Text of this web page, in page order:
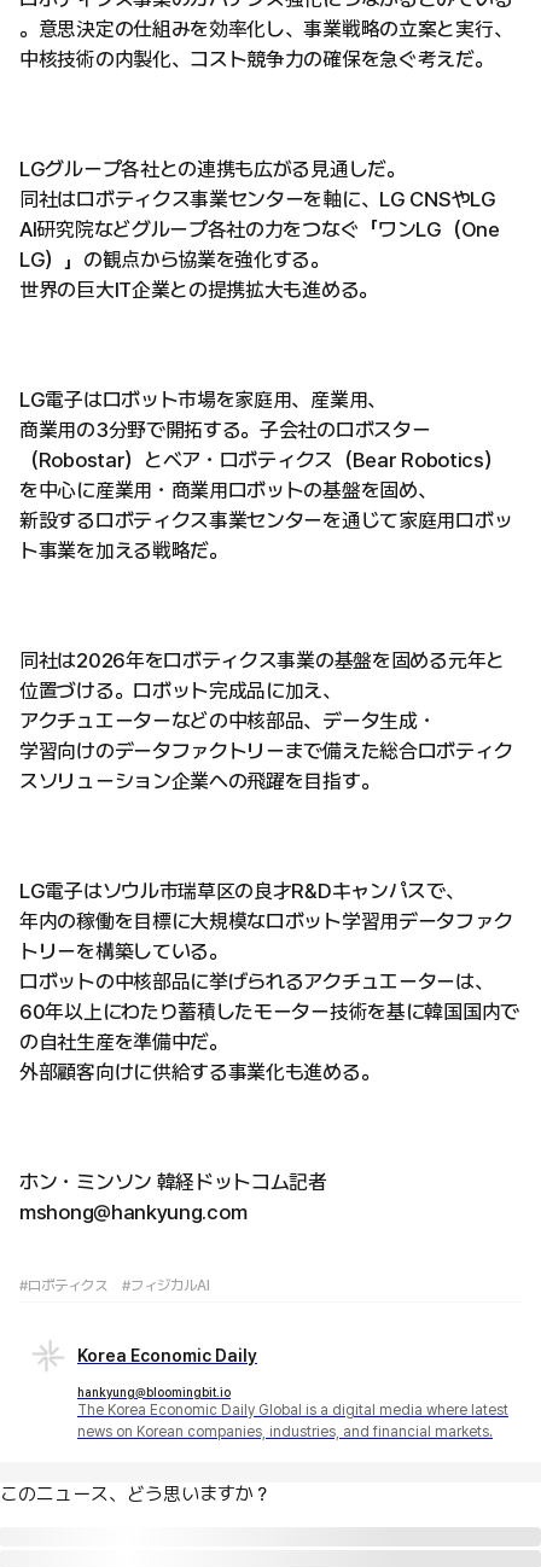
。意思決定の仕組みを効率化し、事業戦略の立案と実行、
中核技術の内製化、コスト競争力の確保を急ぐ考えだ。
LGグループ各社との連携も広がる見通しだ。
同社はロボティクス事業センターを軸に、LG CNSやLG
AI研究院などグループ各社の力をつなぐ「ワンLG（One
LG）」の観点から協業を強化する。
世界の巨大IT企業との提携拡大も進める。
LG電子はロボット市場を家庭用、産業用、
商業用の3分野で開拓する。子会社のロボスター
（Robostar）とベア・ロボティクス（Bear Robotics）
を中心に産業用・商業用ロボットの基盤を固め、
新設するロボティクス事業センターを通じて家庭用ロボッ
ト事業を加える戦略だ。
同社は2026年をロボティクス事業の基盤を固める元年と
位置づける。ロボット完成品に加え、
アクチュエーターなどの中核部品、データ生成・
学習向けのデータファクトリーまで備えた総合ロボティク
スソリューション企業への飛躍を目指す。
LG電子はソウル市瑞草区の良才R&Dキャンパスで、
年内の稼働を目標に大規模なロボット学習用データファク
トリーを構築している。
ロボットの中核部品に挙げられるアクチュエーターは、
60年以上にわたり蓄積したモーター技術を基に韓国国内で
の自社生産を準備中だ。
外部顧客向けに供給する事業化も進める。
ホン・ミンソン 韓経ドットコム記者
mshong@hankyung.com
#ロボティクス #フィジカルAI
Korea Economic Daily
hankyung@bloomingbit.io
The Korea Economic Daily Global is a digital media where latest
news on Korean companies, industries, and financial markets.
このニュース、どう思いますか？